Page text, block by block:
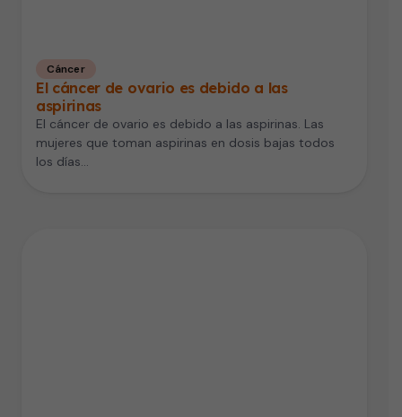
Cáncer
El cáncer de ovario es debido a las
aspirinas
El cáncer de ovario es debido a las aspirinas. Las
mujeres que toman aspirinas en dosis bajas todos
los días…